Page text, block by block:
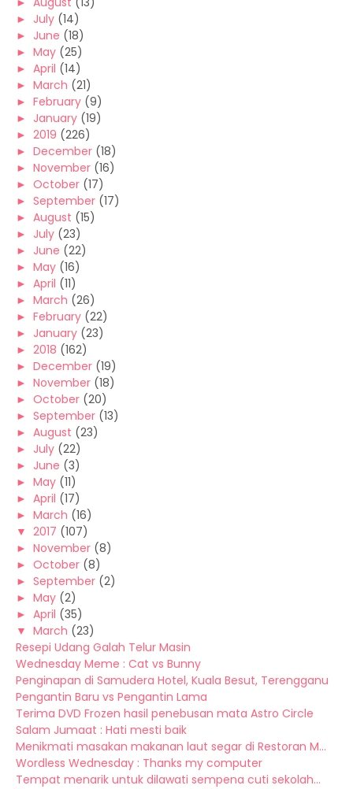
► July (14)
► June (18)
► May (25)
► April (14)
► March (21)
► February (9)
► January (19)
► 2019 (226)
► December (18)
► November (16)
► October (17)
► September (17)
► August (15)
► July (23)
► June (22)
► May (16)
► April (11)
► March (26)
► February (22)
► January (23)
► 2018 (162)
► December (19)
► November (18)
► October (20)
► September (13)
► August (23)
► July (22)
► June (3)
► May (11)
► April (17)
► March (16)
▼ 2017 (107)
► November (8)
► October (8)
► September (2)
► May (2)
► April (35)
▼ March (23)
Resepi Udang Galah Telur Masin
Wednesday Meme : Cat vs Bunny
Penginapan di Samudera Hotel, Kuala Besut, Terengganu
Pengantin Baru vs Pengantin Lama
Terima DVD Frozen hasil penebusan mata Astro Circle
Salam Jumaat : Hati mesti baik
Menikmati masakan makanan laut segar di Restoran M...
Wordless Wednesday : Thanks my computer
Tempat menarik untuk dilawati sempena cuti sekolah...